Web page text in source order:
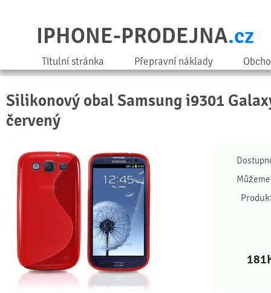
IPHONE-PRODEJNA.cz
Titulní stránka Přepravní náklady
Silikonový obal Samsung i9301
červený
181